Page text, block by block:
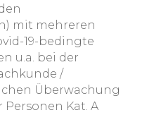
mit mehreren
19-bedingte
u.a. bei der
/
Überwachung
Kat. A